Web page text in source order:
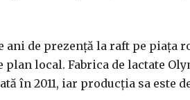
de prezenţă la raft pe piaţa
local. Fabrica de lactate
în 2011, iar producţia sa este